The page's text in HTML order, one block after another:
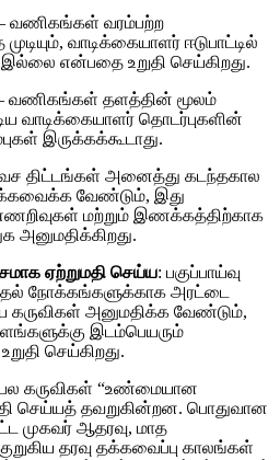
வணிகங்கள் வரம்பற்ற
வாடிக்கையாளர் ஈடுபாட்டில்
இல்லை என்பதை உறுதி செய்கிறது.
வணிகங்கள் தளத்தின் மூலம்
வாடிக்கையாளர் தொடர்புகளின்
இருக்கக்கூடாது.
திட்டங்கள் அனைத்து கடந்தகால
வேண்டும், இது
மற்றும் இணக்கத்திற்காக
அனுமதிக்கிறது.
ஏற்றுமதி செய்ய: பகுப்பாய்வு
நோக்கங்களுக்காக அரட்டை
கருவிகள் அனுமதிக்க வேண்டும்,
இடம்பெயரும்
செய்கிறது.
கருவிகள் “உண்மையான
செய்யத் தவறுகின்றன. பொதுவான
முகவர் ஆதரவு, மாத
தரவு தக்கவைப்பு காலங்கள்